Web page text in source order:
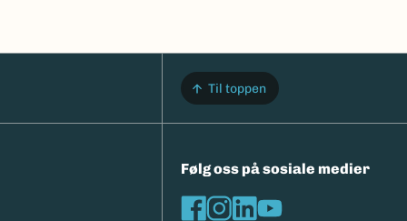
Til toppen
Følg oss på sosiale medier